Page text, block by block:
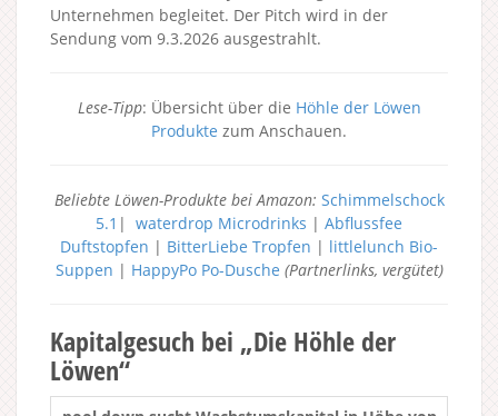
Unternehmen begleitet. Der Pitch wird in der
Sendung vom 9.3.2026 ausgestrahlt.
Lese-Tipp: Übersicht über die Höhle der Löwen
Produkte zum Anschauen.
Beliebte Löwen-Produkte bei Amazon: Schimmelschock
5.1 | waterdrop Microdrinks | Abflussfee
Duftstopfen | BitterLiebe Tropfen | littlelunch Bio-
Suppen | HappyPo Po-Dusche (Partnerlinks, vergütet)
Kapitalgesuch bei „Die Höhle der
Löwen“